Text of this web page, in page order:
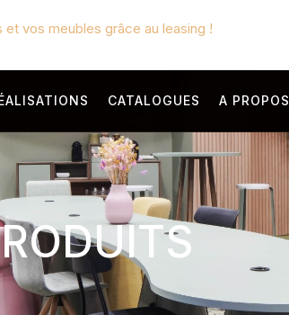
vos meubles grâce au leasing !
CATALOGUES A PROPOS